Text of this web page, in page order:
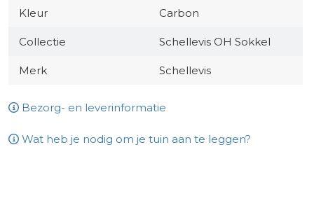
Kleur Carbon
Collectie Schellevis OH Sokkel
Merk Schellevis
Bezorg- en leverinformatie
Wat heb je nodig om je tuin aan te leggen?